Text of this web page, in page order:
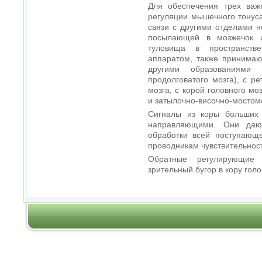
Для обеспечения трех
регуляции мышечного
связи с другими отделами
посылающей в мозжечок
туловища в
аппаратом, также
другими образованиями
продолговатого мозга), с
мозга, с корой головного
и затылочно-височно-
Сигналы из коры больших
направляющими. Они
обработки всей
проводникам
Обратные
зрительный бугор в кору